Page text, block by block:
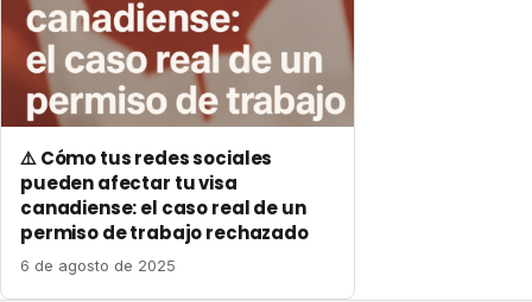
⚠️ Cómo tus redes sociales
pueden afectar tu visa
canadiense: el caso real de un
permiso de trabajo rechazado
6 de agosto de 2025